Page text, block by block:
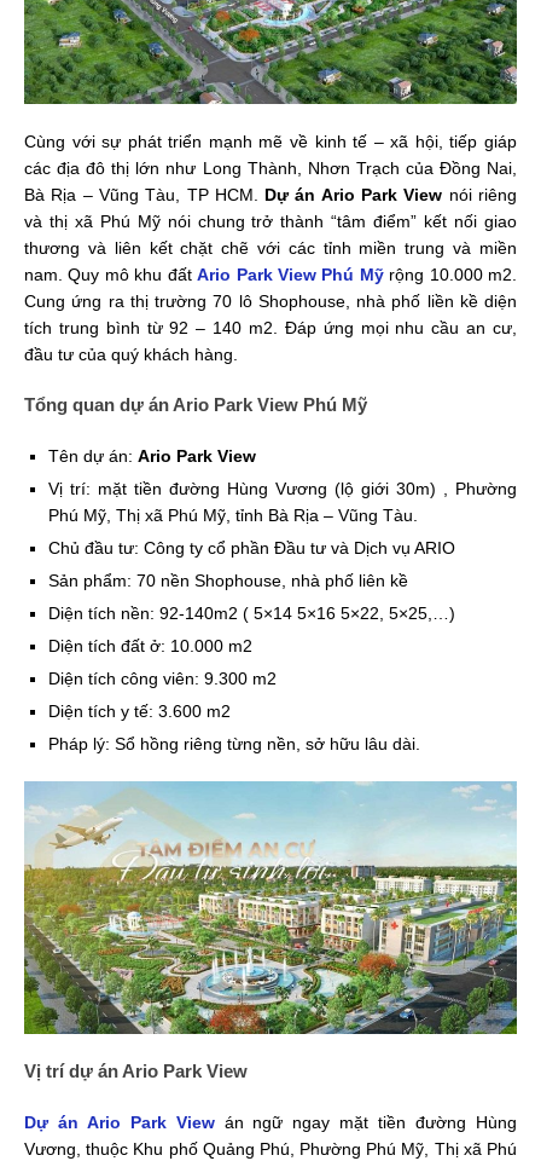
Cùng với sự phát triển mạnh mẽ về kinh tế – xã hội, tiếp giáp
các địa đô thị lớn như Long Thành, Nhơn Trạch của Đồng Nai,
Bà Rịa – Vũng Tàu, TP HCM. Dự án Ario Park View nói riêng
và thị xã Phú Mỹ nói chung trở thành “tâm điểm” kết nối giao
thương và liên kết chặt chẽ với các tỉnh miền trung và miền
nam. Quy mô khu đấtArio Park View Phú Mỹ rộng 10.000 m2.
Cung ứng ra thị trường 70 lô Shophouse, nhà phố liền kề diện
tích trung bình từ 92 – 140 m2. Đáp ứng mọi nhu cầu an cư,
đầu tư của quý khách hàng.
Tổng quan dự án Ario Park View Phú Mỹ
Tên dự án: Ario Park View
Vị trí: mặt tiền đường Hùng Vương (lộ giới 30m) , Phường
Phú Mỹ, Thị xã Phú Mỹ, tỉnh Bà Rịa – Vũng Tàu.
Chủ đầu tư: Công ty cổ phần Đầu tư và Dịch vụ ARIO
Sản phẩm: 70 nền Shophouse, nhà phố liên kề
Diện tích nền: 92-140m2 ( 5×14 5×16 5×22, 5×25,…)
Diện tích đất ở: 10.000 m2
Diện tích công viên: 9.300 m2
Diện tích y tế: 3.600 m2
Pháp lý: Sổ hồng riêng từng nền, sở hữu lâu dài.
Vị trí dự án Ario Park View
Dự án Ario Park Viewán ngữ ngay mặt tiền đường Hùng
Vương, thuộc Khu phố Quảng Phú, Phường Phú Mỹ, Thị xã Phú